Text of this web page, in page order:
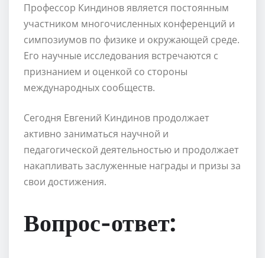
Профессор Киндинов является постоянным
участником многочисленных конференций и
симпозиумов по физике и окружающей среде.
Его научные исследования встречаются с
признанием и оценкой со стороны
международных сообществ.
Сегодня Евгений Киндинов продолжает
активно заниматься научной и
педагогической деятельностью и продолжает
накапливать заслуженные награды и призы за
свои достижения.
Вопрос-ответ: